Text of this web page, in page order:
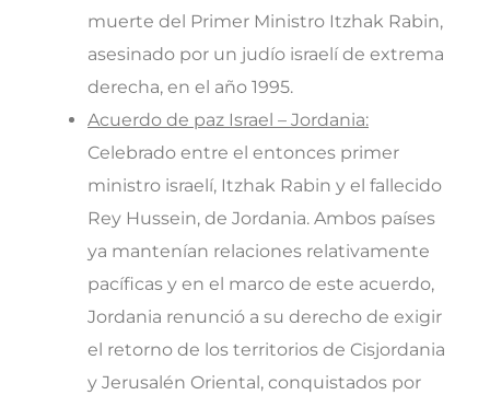
muerte del Primer Ministro Itzhak Rabin,
asesinado por un judío israelí de extrema
derecha, en el año 1995.
Acuerdo de paz Israel – Jordania:
Celebrado entre el entonces primer
ministro israelí, Itzhak Rabin y el fallecido
Rey Hussein, de Jordania. Ambos países
ya mantenían relaciones relativamente
pacíficas y en el marco de este acuerdo,
Jordania renunció a su derecho de exigir
el retorno de los territorios de Cisjordania
y Jerusalén Oriental, conquistados por